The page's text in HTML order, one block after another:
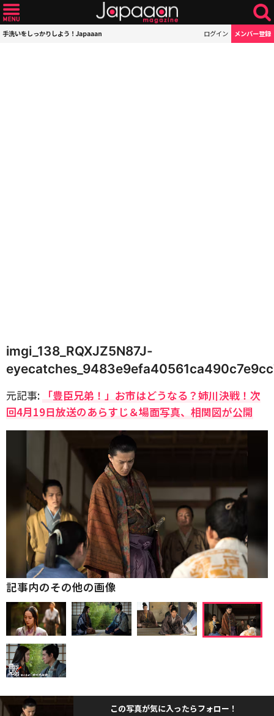
手洗いをしっかりしよう！Japaaan ログイン メンバー登録
imgi_138_RQXJZ5N87J-
元記事: 「豊臣兄弟！」お市はどうなる？姉川決戦！次
回4月19日放送のあらすじ＆場面写真、相関図が公開
記事内のその他の画像
この写真が気に入ったらフォロー！